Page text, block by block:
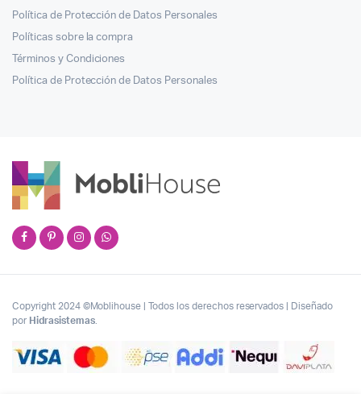
Política de Protección de Datos Personales
Políticas sobre la compra
Términos y Condiciones
Política de Protección de Datos Personales
Copyright 2024 ©Moblihouse | Todos los derechos reservados | Diseñado
por Hidrasistemas.